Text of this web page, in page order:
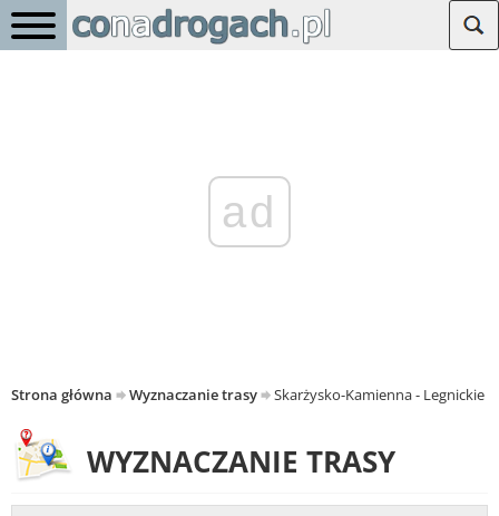
ad
Strona główna Wyznaczanie trasy Skarżysko-Kamienna - Legnickie
WYZNACZANIE TRASY